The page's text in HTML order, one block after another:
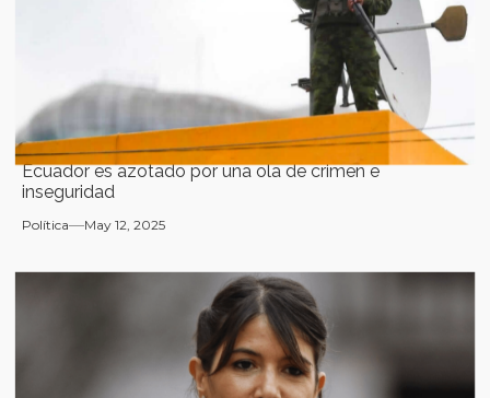
Ecuador es azotado por una ola de crimen e
inseguridad
Política May 12, 2025